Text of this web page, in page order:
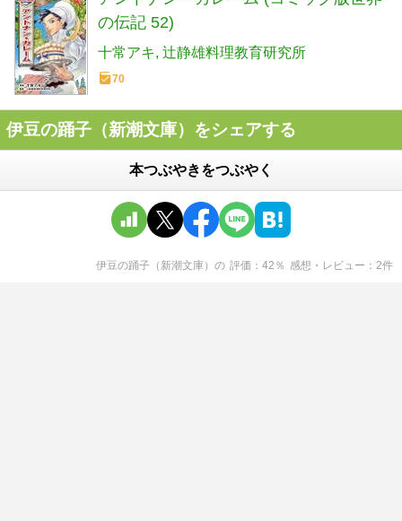
の伝記 52)
十常アキ 辻静雄料理教育研究所
70
伊豆の踊子（新潮文庫）をシェアする
本つぶやきをつぶやく
伊豆の踊子（新潮文庫） の 評価 42 ％ 感想・レビュー 2件